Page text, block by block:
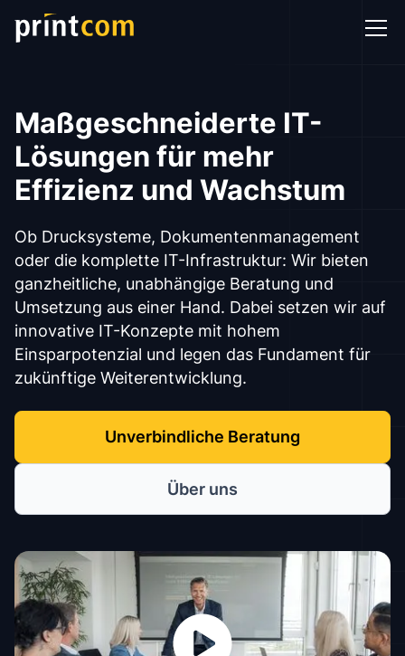
Maßgeschneiderte IT-
Lösungen für mehr
Effizienz und Wachstum
Ob Drucksysteme, Dokumentenmanagement
oder die komplette IT-Infrastruktur: Wir bieten
ganzheitliche, unabhängige Beratung und
Umsetzung aus einer Hand. Dabei setzen wir auf
innovative IT-Konzepte mit hohem
Einsparpotenzial und legen das Fundament für
zukünftige Weiterentwicklung.
Unverbindliche Beratung
Über uns